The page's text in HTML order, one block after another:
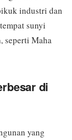
industri dan
sunyi
seperti Maha
di
yang